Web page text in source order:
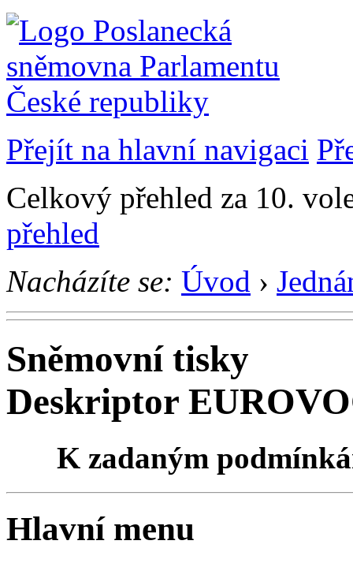
Přejít na hlavní navigaci
Celkový přehled za 10.
přehled
Nacházíte se: Úvod ›
Sněmovní tisky
Deskriptor
K zadaným
Hlavní menu